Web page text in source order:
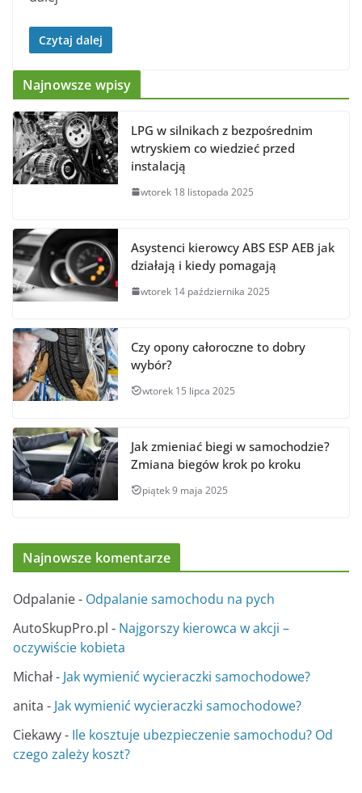
Czytaj dalej
Najnowsze wpisy
LPG w silnikach z bezpośrednim
wtryskiem co wiedzieć przed
instalacją
wtorek 18 listopada 2025
Asystenci kierowcy ABS ESP AEB jak
działają i kiedy pomagają
wtorek 14 października 2025
Czy opony całoroczne to dobry
wybór?
wtorek 15 lipca 2025
Jak zmieniać biegi w samochodzie?
Zmiana biegów krok po kroku
piątek 9 maja 2025
Najnowsze komentarze
Odpalanie- Odpalanie samochodu na pych
AutoSkupPro.pl - Najgorszy kierowca w akcji –
oczywiście kobieta
Michał- Jak wymienić wycieraczki samochodowe?
anita - Jak wymienić wycieraczki samochodowe?
Ciekawy- Ile kosztuje ubezpieczenie samochodu? Od
czego zależy koszt?